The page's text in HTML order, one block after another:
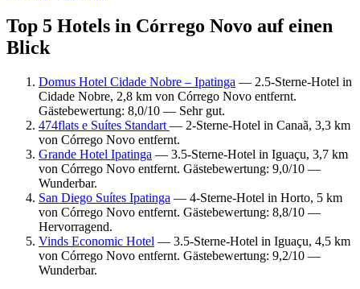
Top 5 Hotels in Córrego Novo auf einen
Blick
Domus Hotel Cidade Nobre – Ipatinga — 2.5-Sterne-Hotel in
Cidade Nobre, 2,8 km von Córrego Novo entfernt.
Gästebewertung: 8,0/10 — Sehr gut.
474flats e Suítes Standart — 2-Sterne-Hotel in Canaã, 3,3 km
von Córrego Novo entfernt.
Grande Hotel Ipatinga — 3.5-Sterne-Hotel in Iguaçu, 3,7 km
von Córrego Novo entfernt. Gästebewertung: 9,0/10 —
Wunderbar.
San Diego Suítes Ipatinga — 4-Sterne-Hotel in Horto, 5 km
von Córrego Novo entfernt. Gästebewertung: 8,8/10 —
Hervorragend.
Vinds Economic Hotel — 3.5-Sterne-Hotel in Iguaçu, 4,5 km
von Córrego Novo entfernt. Gästebewertung: 9,2/10 —
Wunderbar.